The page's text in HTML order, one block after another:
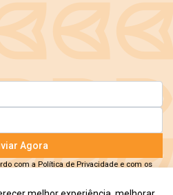
Agora
com a Política de Privacidade e com os